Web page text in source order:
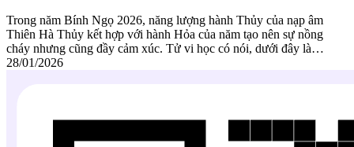
Trong năm Bính Ngọ 2026, năng lượng hành Thủy của nạp âm
Thiên Hà Thủy kết hợp với hành Hỏa của năm tạo nên sự nồng
cháy nhưng cũng đầy cảm xúc. Tử vi học có nói, dưới đây là…
28/01/2026